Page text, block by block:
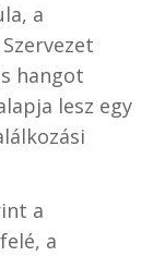
a
hangot
lesz egy
a
a